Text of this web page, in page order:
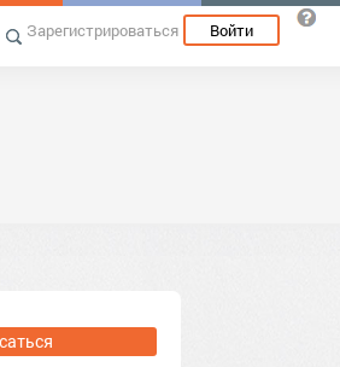
Зарегистрироваться Войти